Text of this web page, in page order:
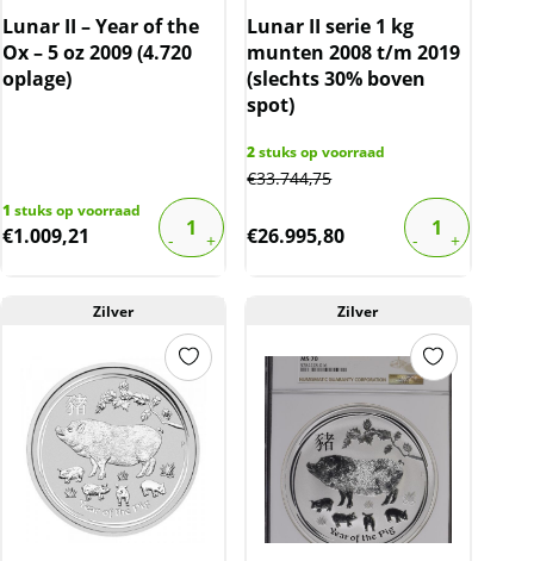
Lunar II – Year of the
Ox – 5 oz 2009 (4.720
oplage)
1 stuks op voorraad
€1.009,21
Lunar II serie 1 kg
munten 2008 t/m 2019
(slechts 30% boven
spot)
2stuks op voorraad
€33.744,75
€26.995,80
Zilver Zilver